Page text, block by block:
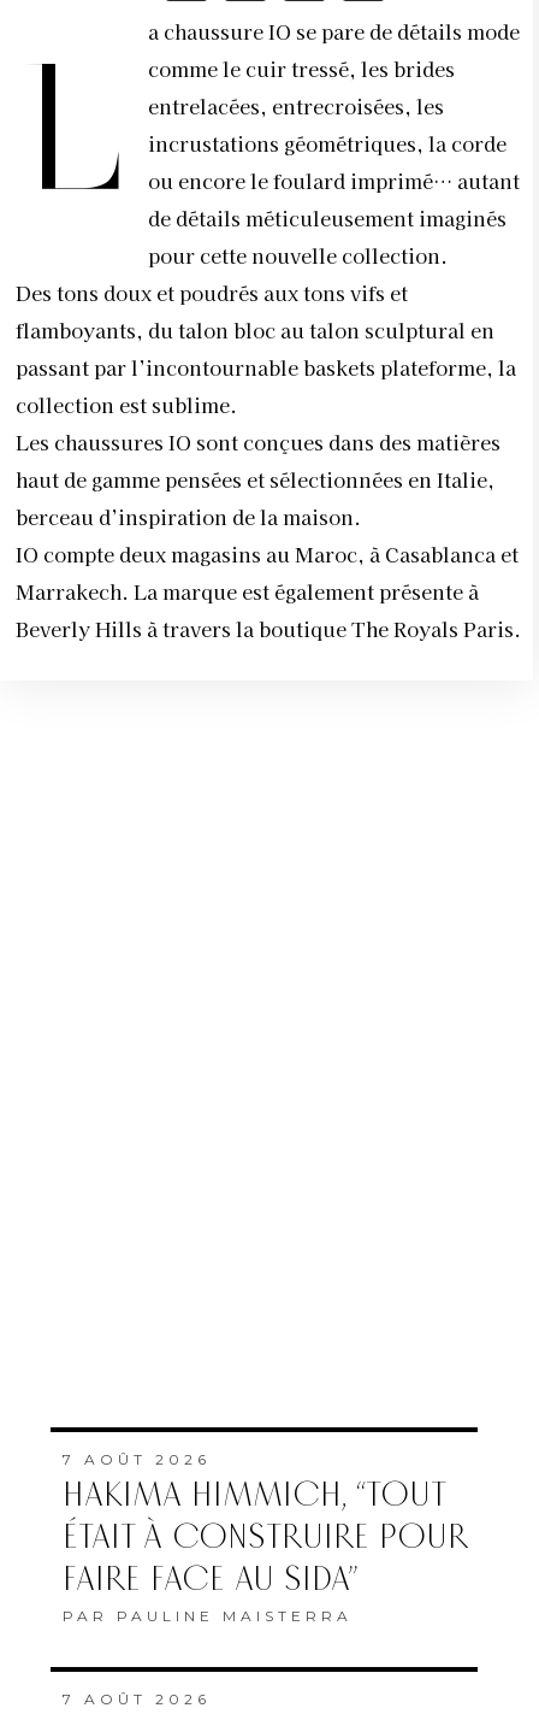
L
a chaussure IO se pare de détails mode
comme le cuir tressé, les brides
entrelacées, entrecroisées, les
incrustations géométriques, la corde
ou encore le foulard imprimé… autant
de détails méticuleusement imaginés
pour cette nouvelle collection.
Des tons doux et poudrés aux tons vifs et
flamboyants, du talon bloc au talon sculptural en
passant par l’incontournable baskets plateforme, la
collection est sublime.
Les chaussures IO sont conçues dans des matières
haut de gamme pensées et sélectionnées en Italie,
berceau d’inspiration de la maison.
IO compte deux magasins au Maroc, à Casablanca et
Marrakech. La marque est également présente à
Beverly Hills à travers la boutique The Royals Paris.
7 AOÛT 2026
HAKIMA HIMMICH, “TOUT
ÉTAIT À CONSTRUIRE POUR
FAIRE FACE AU SIDA”
PAR PAULINE MAISTERRA
7 AOÛT 2026